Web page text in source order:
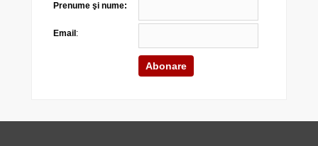
Prenume şi nume:
Email :